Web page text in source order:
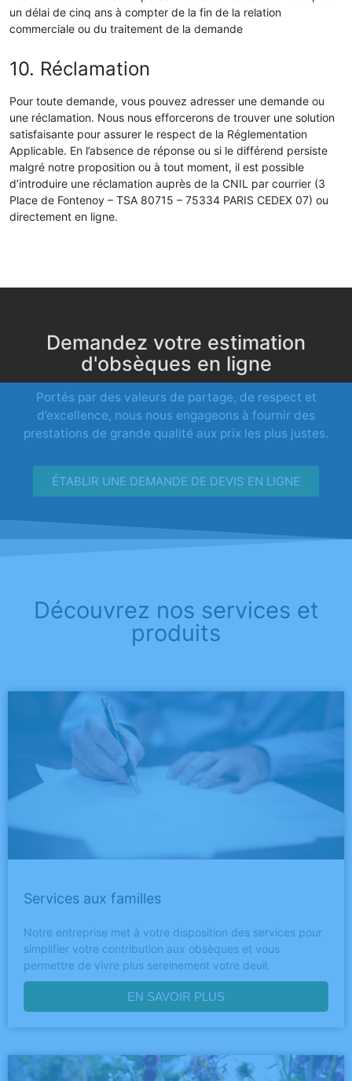
un délai de cinq ans à compter de la fin de la relation
commerciale ou du traitement de la demande
10. Réclamation
Pour toute demande, vous pouvez adresser une demande ou
une réclamation. Nous nous efforcerons de trouver une solution
satisfaisante pour assurer le respect de la Réglementation
Applicable. En l’absence de réponse ou si le différend persiste
malgré notre proposition ou à tout moment, il est possible
d’introduire une réclamation auprès de la CNIL par courrier (3
Place de Fontenoy – TSA 80715 – 75334 PARIS CEDEX 07) ou
directement en ligne.
Demandez votre estimation
d'obsèques en ligne
Portés par des valeurs de partage, de respect et
d’excellence, nous nous engageons à fournir des
prestations de grande qualité aux prix les plus justes.
ÉTABLIR UNE DEMANDE DE DEVIS EN LIGNE
Découvrez nos services et
produits
Services aux familles
Notre entreprise met à votre disposition des services pour
simplifier votre contribution aux obsèques et vous
permettre de vivre plus sereinement votre deuil.
EN SAVOIR PLUS